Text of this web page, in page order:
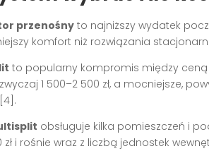
przenośnyto najniższy wydatek
komfort niż rozwiązania
to popularny kompromis między ceną
1 500–2 500 zł, a mocniejsze,
obsługuje kilka pomieszczeń i
zł i rośnie wraz z liczbą jednostek